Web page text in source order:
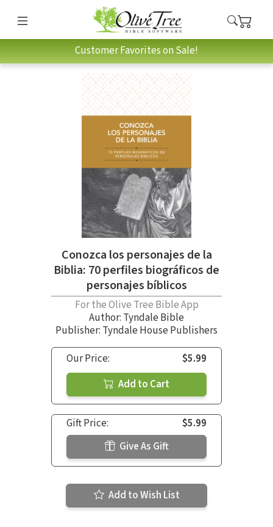
Customer Favorites on Sale!
Conozca los personajes de la
Biblia: 70 perfiles biográficos de
personajes bíblicos
For the Olive Tree Bible App
Author: Tyndale Bible
Publisher: Tyndale House Publishers
Our Price:
$5.99
Add to Cart
Gift Price:
$5.99
Give As Gift
Add to Wish List